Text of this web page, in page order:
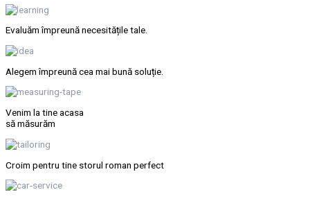
Evaluăm împreună necesitățile tale.
Alegem împreună cea mai bună soluție.
Venim la tine acasa
să măsurăm
Croim pentru tine storul roman perfect